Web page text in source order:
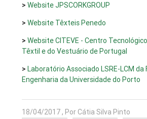
> Website JPSCORKGROUP
> Website Têxteis Penedo
> Website CITEVE - Centro
Têxtil e do Vestuário de Portugal
> Laboratório Associado LSRE-LCM da
Engenharia da Universidade do Porto
18/04/2017 , Por Cátia Silva Pinto